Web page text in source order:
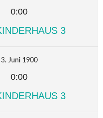
0:00
3
3. Juni 1900
0:00
3